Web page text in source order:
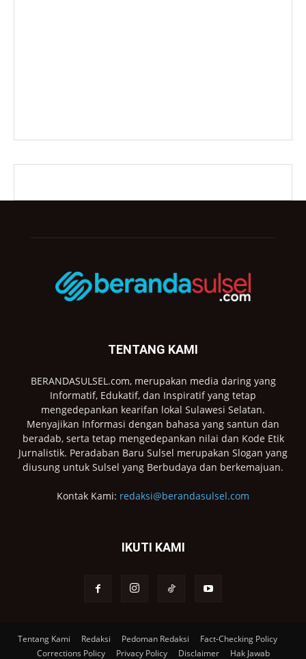
TENTANG KAMI
BERANDASULSEL.com, merupakan media daring yang
Informatif, Edukatif, dan Inspiratif yang tetap
mengedepankan kearifan lokal Sulawesi Selatan.
Menyajikan Informasi dengan bahasa yang santun dan
beradab, serta tetap mengedepankan nilai dan Kode Etik
Jurnalistik. Peradaban Baru Sulsel merupakan Slogan yang
diusung untuk Sulsel yang Berbudaya dan berkemajuan.
Kontak Kami: redaksi@berandasulsel.com
IKUTI KAMI
Tentang Kami Redaksi Pedoman Redaksi
Fact-Checking Policy
Corrections Policy
Privacy Policy Disclaimer Hak Jawab